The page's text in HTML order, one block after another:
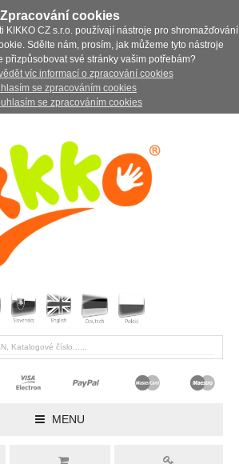
Zpracování cookies
KIKKO CZ s.r.o. používají nástroje pro shromažďování
Sdělte nám, prosím, jak můžeme tyto nástroje
přizpůsobovat své stránky vašim potřebám?
víc informací o zpracování cookies
se zpracováním cookies
se zpracováním cookies
MENU